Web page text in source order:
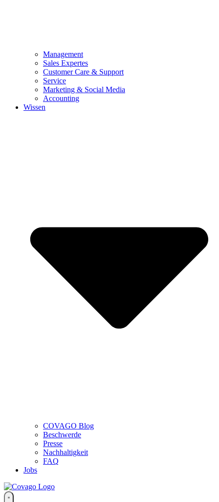
Management
Sales Expertes
Customer Care & Support
Service
Marketing & Social Media
Accounting
Wissen
COVAGO Blog
Beschwerde
Presse
Nachhaltigkeit
FAQ
Jobs